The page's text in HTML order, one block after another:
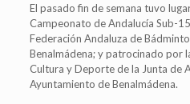
El pasado fin de semana tuvo
Campeonato de Andalucía Sub-
Federación Andaluza de
Benalmádena; y patrocinado por
Cultura y Deporte de la Junta de
Ayuntamiento de Benalmádena.